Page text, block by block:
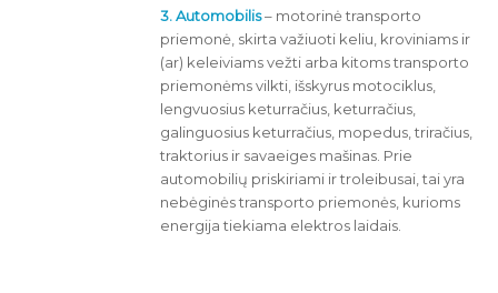
3. Automobilis– motorinė transporto
priemonė, skirta važiuoti keliu, kroviniams ir
(ar) keleiviams vežti arba kitoms transporto
priemonėms vilkti, išskyrus motociklus,
lengvuosius keturračius, keturračius,
galinguosius keturračius, mopedus, triračius,
traktorius ir savaeiges mašinas. Prie
automobilių priskiriami ir troleibusai, tai yra
nebėginės transporto priemonės, kurioms
energija tiekiama elektros laidais.